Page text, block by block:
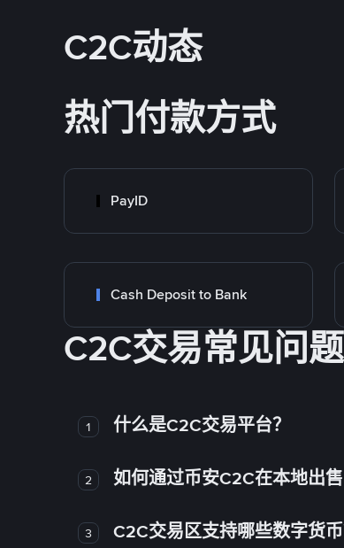
C2C动态
热门付款方式
PayID
Cash Deposit to Bank
C2C交易常见问题
1 什么是C2C交易平台？
2 如何通过币安C2C在本地出售
3 C2C交易区支持哪些数字货币